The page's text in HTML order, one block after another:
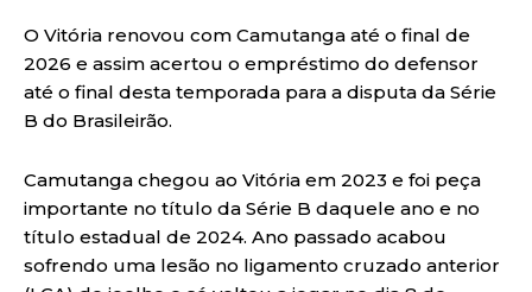
O Vitória renovou com Camutanga até o final de
2026 e assim acertou o empréstimo do defensor
até o final desta temporada para a disputa da Série
B do Brasileirão.
Camutanga chegou ao Vitória em 2023 e foi peça
importante no título da Série B daquele ano e no
título estadual de 2024. Ano passado acabou
sofrendo uma lesão no ligamento cruzado anterior